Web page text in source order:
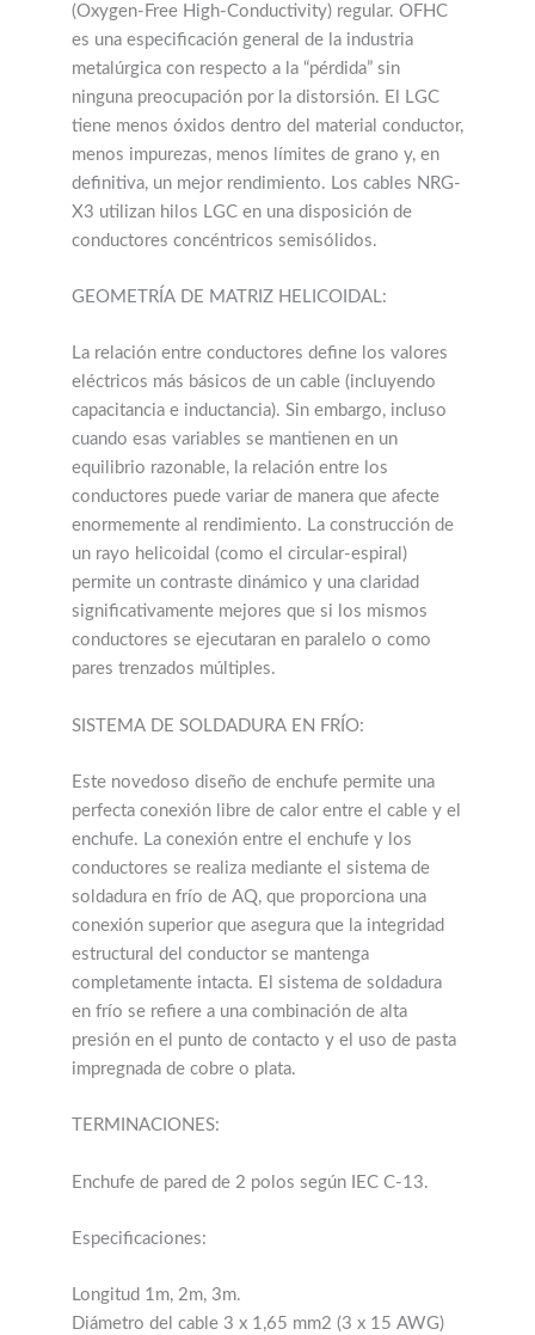
(Oxygen-Free High-Conductivity) regular. OFHC
es una especificación general de la industria
metalúrgica con respecto a la “pérdida” sin
ninguna preocupación por la distorsión. El LGC
tiene menos óxidos dentro del material conductor,
menos impurezas, menos límites de grano y, en
definitiva, un mejor rendimiento. Los cables NRG-
X3 utilizan hilos LGC en una disposición de
conductores concéntricos semisólidos.
GEOMETRÍA DE MATRIZ HELICOIDAL:
La relación entre conductores define los valores
eléctricos más básicos de un cable (incluyendo
capacitancia e inductancia). Sin embargo, incluso
cuando esas variables se mantienen en un
equilibrio razonable, la relación entre los
conductores puede variar de manera que afecte
enormemente al rendimiento. La construcción de
un rayo helicoidal (como el circular-espiral)
permite un contraste dinámico y una claridad
significativamente mejores que si los mismos
conductores se ejecutaran en paralelo o como
pares trenzados múltiples.
SISTEMA DE SOLDADURA EN FRÍO:
Este novedoso diseño de enchufe permite una
perfecta conexión libre de calor entre el cable y el
enchufe. La conexión entre el enchufe y los
conductores se realiza mediante el sistema de
soldadura en frío de AQ, que proporciona una
conexión superior que asegura que la integridad
estructural del conductor se mantenga
completamente intacta. El sistema de soldadura
en frío se refiere a una combinación de alta
presión en el punto de contacto y el uso de pasta
impregnada de cobre o plata.
TERMINACIONES:
Enchufe de pared de 2 polos según IEC C-13.
Especificaciones:
Longitud 1m, 2m, 3m.
Diámetro del cable 3 x 1,65 mm2 (3 x 15 AWG)